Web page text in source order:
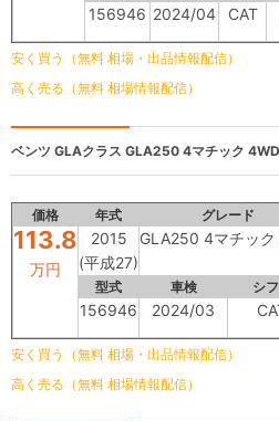
156946 2024/04 CAT
安く買う（無料 相場・出品情報配信）
高く売る（無料 相場情報配信）
ベンツ GLAクラス GLA250 4マチック
価格 年式 グレード
113.8
万円
2015
(平成27)
GLA250 4マチッ
型式 車検 シ
156946 2024/03
安く買う（無料 相場・出品情報配信）
高く売る（無料 相場情報配信）